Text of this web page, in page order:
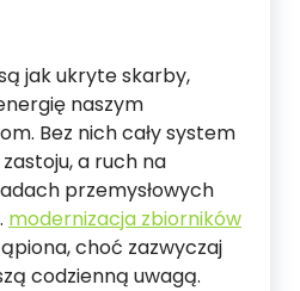
jak ukryte skarby,
naszym
Bez nich cały system
a ruch na
przemysłowych
modernizacja zbiorników
choć zazwyczaj
codzienną uwagą.